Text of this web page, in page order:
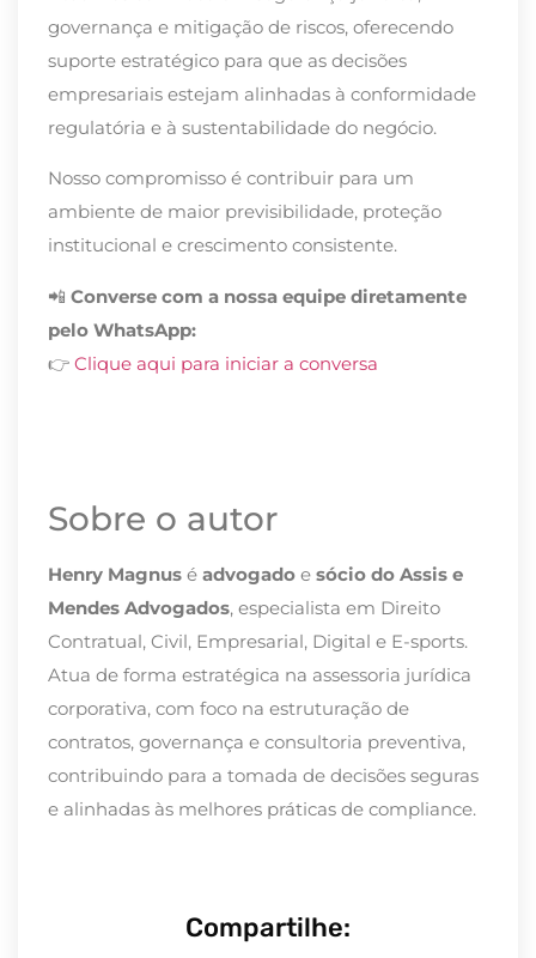
governança e mitigação de riscos, oferecendo
suporte estratégico para que as decisões
empresariais estejam alinhadas à conformidade
regulatória e à sustentabilidade do negócio.
Nosso compromisso é contribuir para um
ambiente de maior previsibilidade, proteção
institucional e crescimento consistente.
📲 Converse com a nossa equipe diretamente
pelo WhatsApp:
👉 Clique aqui para iniciar a conversa
Sobre o autor
Henry Magnus é advogado e sócio do Assis e
Mendes Advogados, especialista em Direito
Contratual, Civil, Empresarial, Digital e E-sports.
Atua de forma estratégica na assessoria jurídica
corporativa, com foco na estruturação de
contratos, governança e consultoria preventiva,
contribuindo para a tomada de decisões seguras
e alinhadas às melhores práticas de compliance.
Compartilhe: